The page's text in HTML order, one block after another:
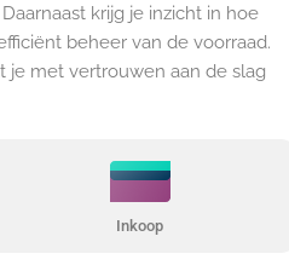
krijg je inzicht in hoe
beheer van de voorraad.
je met vertrouwen aan de slag
Inkoop